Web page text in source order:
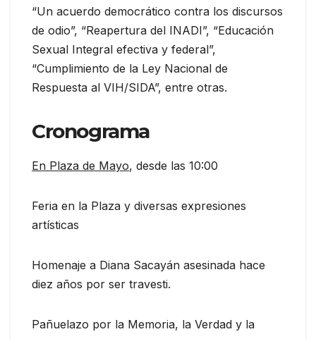
“Un acuerdo democrático contra los discursos
de odio”, “Reapertura del INADI”, “Educación
Sexual Integral efectiva y federal”,
“Cumplimiento de la Ley Nacional de
Respuesta al VIH/SIDA”, entre otras.
Cronograma
En Plaza de Mayo, desde las 10:00
Feria en la Plaza y diversas expresiones
artísticas
Homenaje a Diana Sacayán asesinada hace
diez años por ser travesti.
Pañuelazo por la Memoria, la Verdad y la